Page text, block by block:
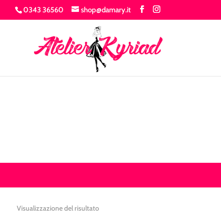
0343 36560 shop@damary.it
Visualizzazione del risultato